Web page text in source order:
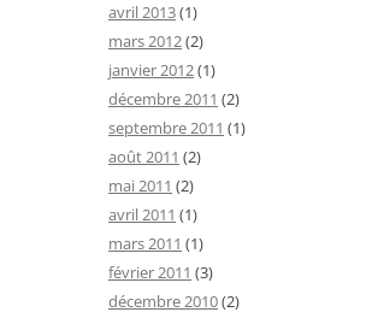
avril 2013(1)
mars 2012(2)
janvier 2012(1)
décembre 2011 (2)
septembre 2011 (1)
août 2011 (2)
mai 2011 (2)
avril 2011 (1)
mars 2011 (1)
février 2011 (3)
décembre 2010(2)